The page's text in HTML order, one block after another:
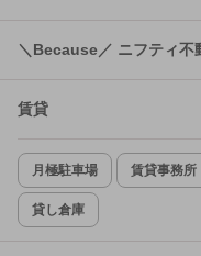
＼Because／ ニフティ不
賃貸
月極駐車場 賃貸事務所
貸し倉庫